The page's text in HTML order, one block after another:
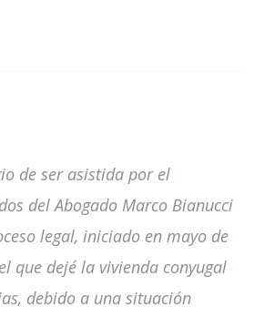
de ser asistida por el
del Abogado Marco Bianucci
legal, iniciado en mayo de
que dejé la vivienda conyugal
debido a una situación